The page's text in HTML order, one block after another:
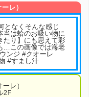
レ）
となくそんな感じ
は蛤のお吸い物に
たり】にも思えて彩
…この画像では海老
ンジ #クオーレ
#すまし汁
レ）
2F